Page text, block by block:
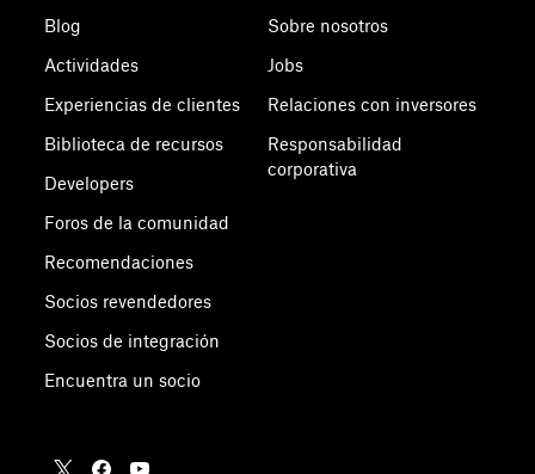
Blog
Actividades
Experiencias de clientes
Biblioteca de recursos
Developers
Foros de la comunidad
Recomendaciones
Socios revendedores
Socios de integración
Encuentra un socio
Sobre nosotros
Jobs
Relaciones con inversores
Responsabilidad
corporativa